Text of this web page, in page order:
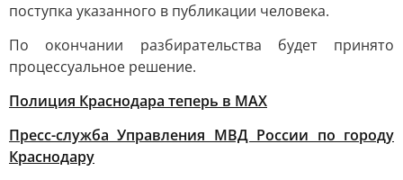
поступка указанного в публикации человека.
По окончании разбирательства будет принято
процессуальное решение.
Полиция Краснодара теперь в МАХ
Пресс-служба Управления МВД России по городу
Краснодару